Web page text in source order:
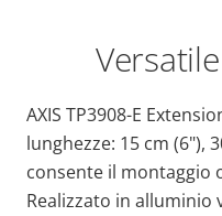
AXIS TP3908-E
lunghezze: 15 cm (6"),
consente il montaggio
Realizzato in alluminio